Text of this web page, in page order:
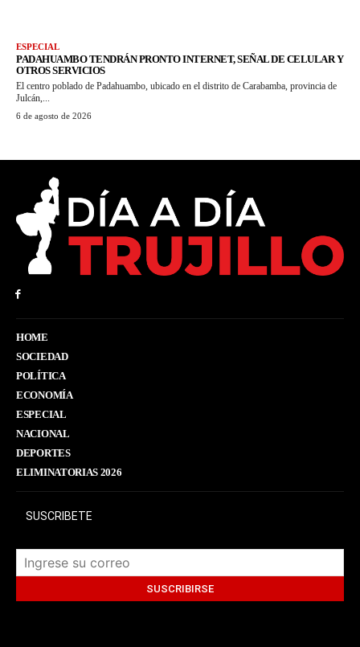
ESPECIAL
PADAHUAMBO TENDRÁN PRONTO INTERNET, SEÑAL DE CELULAR Y
OTROS SERVICIOS
El centro poblado de Padahuambo, ubicado en el distrito de Carabamba, provincia de
Julcán,...
6 de agosto de 2026
HOME
SOCIEDAD
POLÍTICA
ECONOMÍA
ESPECIAL
NACIONAL
DEPORTES
ELIMINATORIAS 2026
SUSCRIBETE